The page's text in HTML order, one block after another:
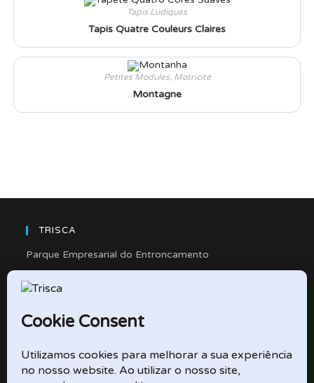
Tapis Ludiques
Tapis Quatre Couleurs Claires
Petites Modules, Motricité
Montagne
TRISCA
Parque Empresarial do Entroncamento
Rua Cidade de Friedberg, Lote 4
2330-263 Entroncamento – Portugal
e-mail: didactico@trisca.pt